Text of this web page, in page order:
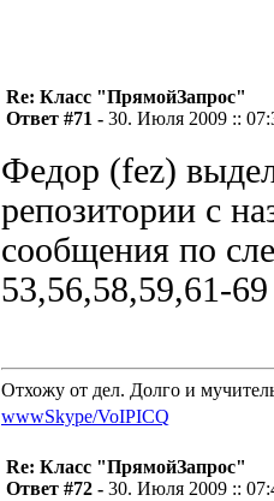
Re: Класс "ПрямойЗапрос"
Ответ #71 - 30. Июля 2009 ::
Федор (fez)
репозитории с
сообщения по
53,56,58,59,61-
Отхожу от дел. Долго и
wwwSkype/VoIPICQ
Re: Класс "ПрямойЗапрос"
Ответ #72 - 30. Июля 2009 ::